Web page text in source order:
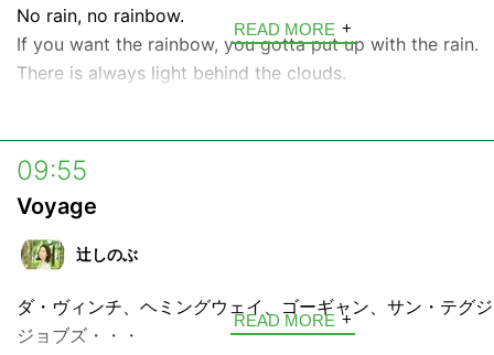
DJのGuyはこれまでにポール・マッカートニーへのインタ
ウィリアム王子来日時のDJ、世界で初めて東京-ロンドン間
内でライブDJを成功させるなどし、2017年に英国王室エリ
No rain, no rainbow.
If you want the rainbow, you gotta put up with the rain.
There is always light behind the clouds.
雨が降らなければ、虹を見ることはできない。
だから、ちょっとの雨は我慢しなくちゃ。
雲の向こうはいつも青空。
うつむいていたら、虹を見ることはできないから。
生活の中で、ふと気分が晴れ渡るような音楽との出会いを
たらと思っています。
READ MORE
09:55
Voyage
辻しのぶ
ダ・ヴィンチ、ヘミングウェイ、ゴーギャン、サン・テグ
ジョブズ・・・
READ MORE